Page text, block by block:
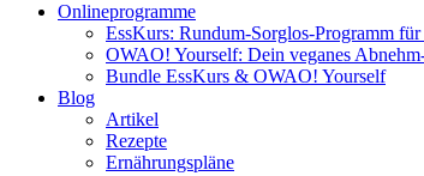
Onlineprogramme
EssKurs: Rundum-Sorglos-Programm
OWAO! Yourself: Dein veganes
Bundle EssKurs & OWAO! Yourself
Blog
Artikel
Rezepte
Ernährungspläne